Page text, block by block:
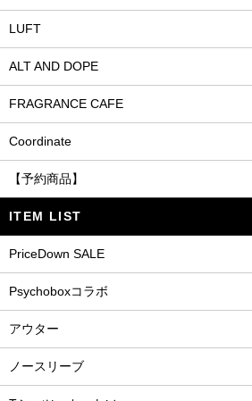
LUFT
ALT AND DOPE
FRAGRANCE CAFE
Coordinate
【予約商品】
ITEM LIST
PriceDown SALE
Psychoboxコラボ
アウター
ノースリーブ